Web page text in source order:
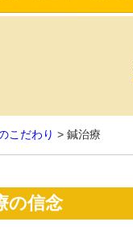
こだわり > 鍼治療
の信念